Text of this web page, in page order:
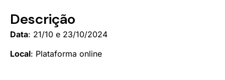
Descrição
Data: 21/10 e 23/10/2024
Local: Plataforma online